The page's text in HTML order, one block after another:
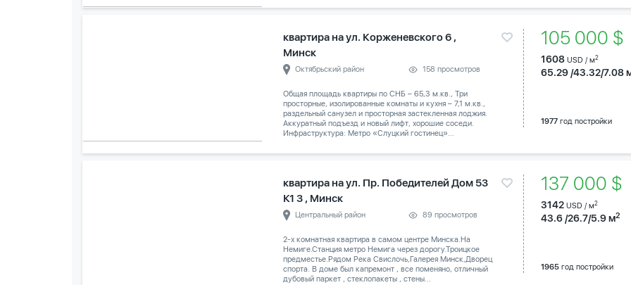
квартира на ул. Корженевского 6 ,
Минск
Октябрьский район 158 просмотров
Общая площадь квартиры по СНБ – 65,3 м.кв., Три
просторные, изолированные комнаты и кухня – 7,1 м.кв.,
раздельный санузел и просторная застекленная лоджия.
Аккуратный подъезд и новый лифт, хорошие соседи.
Инфраструктура: Метро «Слуцкий гостинец»...
105 000 $
1608 USD / м2
65.29 /43.32/7.08
1977год постройки
квартира на ул. Пр. Победителей Дом 53
К1 3 , Минск
Центральный район 89 просмотров
2-х комнатная квартира в самом центре Минска.На
Немиге.Станция метро Немига через дорогу.Троицкое
предместье.Рядом Река Свислочь,Галерея Минск,Дворец
спорта. В доме был капремонт , все поменяно, отличный
дубовый паркет , стеклопакеты , стены...
137 000 $
3142 USD / м2
43.6 /26.7/5.9 м2
1965год постройки